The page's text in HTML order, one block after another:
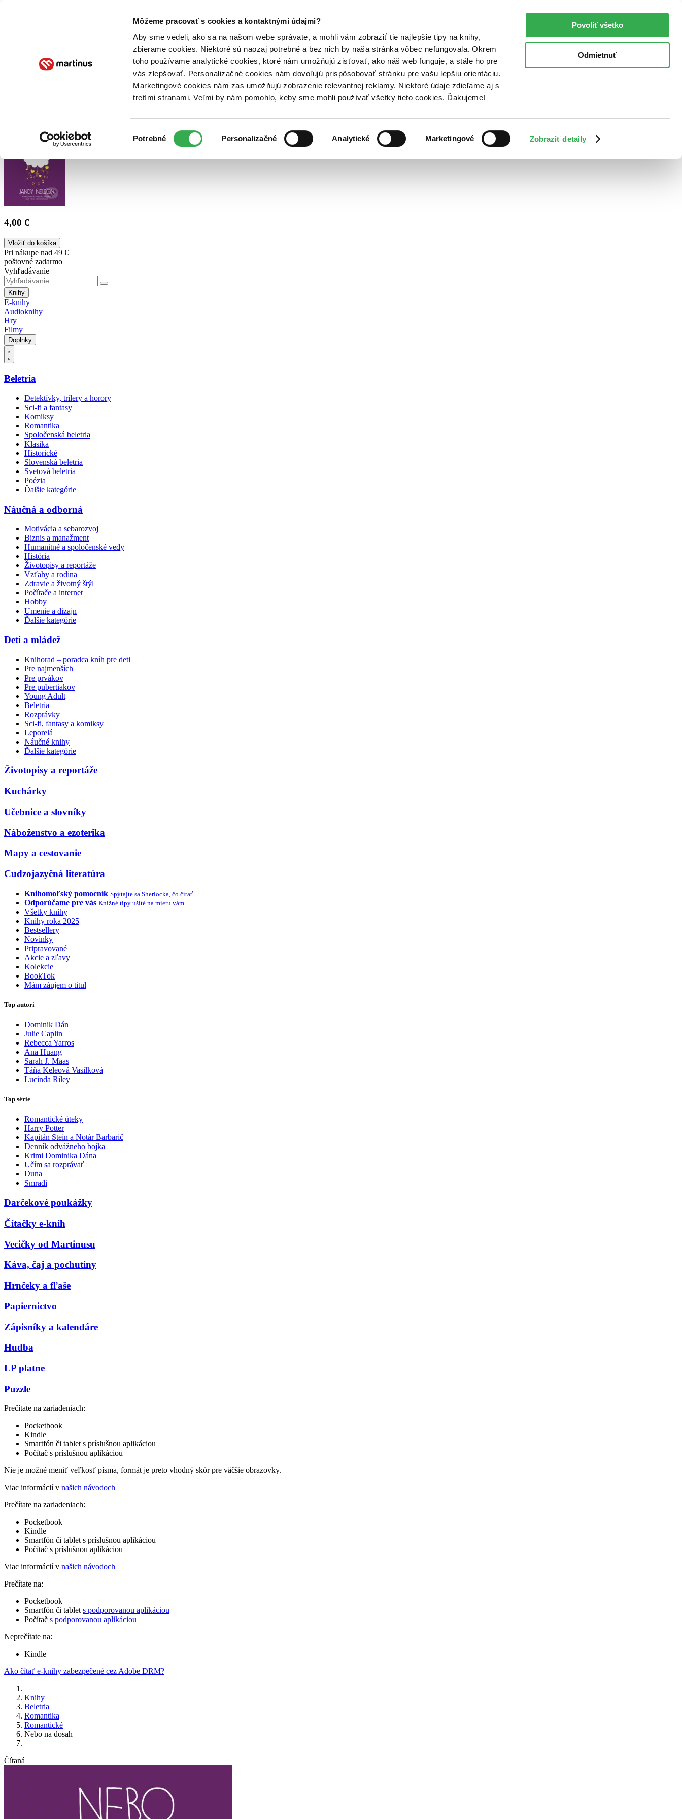
Môžeme pracovať s cookies a kontaktnými údajmi?
Aby sme vedeli, ako sa na našom webe správate, a mohli vám zobraziť tie najlepšie tipy na knihy,
zbierame cookies. Niektoré sú naozaj potrebné a bez nich by naša stránka vôbec nefungovala. Okrem
toho používame analytické cookies, ktoré nám umožňujú zisťovať, ako náš web funguje, a stále ho pre
vás zlepšovať. Personalizačné cookies nám dovoľujú prispôsobovať stránku pre vašu lepšiu orientáciu.
Marketingové cookies nám zas umožňujú zobrazenie relevantnej reklamy. Niektoré údaje zdieľame aj s
tretími stranami. Veľmi by nám pomohlo, keby sme mohli používať všetky tieto cookies. Ďakujeme!
súhlasu
Potrebné Personalizačné Analytické Marketingové Zobraziť detaily
Povoliť všetko
Odmietnuť
Poukážky Kontakt
4,00 €
Vložiť do košíka
Pri nákupe nad 49 €
poštovné zadarmo
Vyhľadávanie
Knihy
E-knihy
Audioknihy
Hry
Filmy
Doplnky
Beletria
Detektívky, trilery a horory
Sci-fi a fantasy
Komiksy
Romantika
Spoločenská beletria
Klasika
Historické
Slovenská beletria
Svetová beletria
Poézia
Ďalšie kategórie
Náučná a odborná
Motivácia a sebarozvoj
Biznis a manažment
Humanitné a spoločenské vedy
História
Životopisy a reportáže
Vzťahy a rodina
Zdravie a životný štýl
Počítače a internet
Hobby
Umenie a dizajn
Ďalšie kategórie
Deti a mládež
Knihorad – poradca kníh pre deti
Pre najmenších
Pre prvákov
Pre pubertiakov
Young Adult
Beletria
Rozprávky
Sci-fi, fantasy a komiksy
Leporelá
Náučné knihy
Ďalšie kategórie
Životopisy a reportáže
Kuchárky
Učebnice a slovníky
Náboženstvo a ezoterika
Mapy a cestovanie
Cudzojazyčná literatúra
Knihomoľský pomocník Spýtajte sa Sherlocka, čo čítať
Odporúčame pre vás Knižné tipy ušité na mieru vám
Všetky knihy
Knihy roka 2025
Bestsellery
Novinky
Pripravované
Akcie a zľavy
Kolekcie
BookTok
Mám záujem o titul
Top autori
Dominik Dán
Julie Caplin
Rebecca Yarros
Ana Huang
Sarah J. Maas
Táňa Keleová Vasilková
Lucinda Riley
Top série
Romantické úteky
Harry Potter
Kapitán Stein a Notár Barbarič
Denník odvážneho bojka
Krimi Dominika Dána
Učím sa rozprávať
Duna
Smradi
Darčekové poukážky
Čítačky e-kníh
Vecičky od Martinusu
Káva, čaj a pochutiny
Hrnčeky a fľaše
Papiernictvo
Zápisníky a kalendáre
Hudba
LP platne
Puzzle
Prečítate na zariadeniach:
Pocketbook
Kindle
Smartfón či tablet s príslušnou aplikáciou
Počítač s príslušnou aplikáciou
Nie je možné meniť veľkosť písma, formát je preto vhodný skôr pre väčšie obrazovky.
Viac informácií v našich návodoch
Prečítate na zariadeniach:
Pocketbook
Kindle
Smartfón či tablet s príslušnou aplikáciou
Počítač s príslušnou aplikáciou
Viac informácií v našich návodoch
Prečítate na:
Pocketbook
Smartfón či tablet s podporovanou aplikáciou
Počítač s podporovanou aplikáciou
Neprečítate na:
Kindle
Ako čítať e-knihy zabezpečené cez Adobe DRM?
Knihy
Beletria
Romantika
Romantické
Nebo na dosah
Čítaná